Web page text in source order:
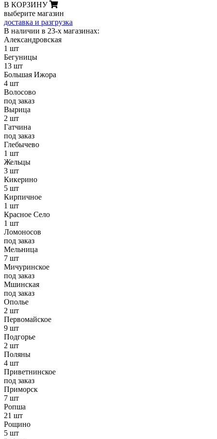
В КОРЗИНУ
выберите магазин
доставка и разгрузка
В наличии в 23-х магазинах:
Александровская
1 шт
Бегуницы
13 шт
Большая Ижора
4 шт
Волосово
под заказ
Вырица
2 шт
Гатчина
под заказ
Глебычево
1 шт
Жельцы
3 шт
Кикерино
5 шт
Кирпичное
1 шт
Красное Село
1 шт
Ломоносов
под заказ
Мельница
7 шт
Мичуринское
под заказ
Мшинская
под заказ
Ополье
2 шт
Первомайское
9 шт
Подгорье
2 шт
Поляны
4 шт
Приветнинское
под заказ
Приморск
7 шт
Ропша
21 шт
Рощино
5 шт